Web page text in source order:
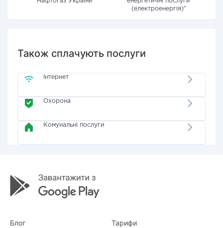
(електроенергія)"
Також сплачують послуги
Інтернет
Охорона
Комунальні послуги
Блог Тарифи